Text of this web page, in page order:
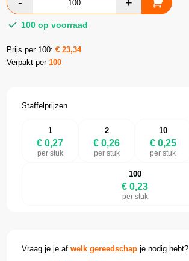
100 op voorraad
Prijs per 100:€23,34
Verpakt per100
Staffelprijzen
1
€ 0,27
per stuk
2
€ 0,26
per stuk
10
€ 0,25
per stuk
100
€ 0,23
per stuk
Vraag je je afwelk gereedschap je nodig hebt?